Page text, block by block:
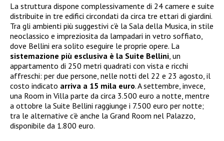
La struttura dispone complessivamente di 24 camere e suite
distribuite in tre edifici circondati da circa tre ettari di giardini.
Tra gli ambienti più suggestivi c’è la Sala della Musica, in stile
neoclassico e impreziosita da lampadari in vetro soffiato,
dove Bellini era solito eseguire le proprie opere. La
sistemazione più esclusiva è la Suite Bellini , un
appartamento di 250 metri quadrati con vista e ricchi
affreschi: per due persone, nelle notti del 22 e 23 agosto, il
costo indicato arriva a 15 mila euro. A settembre, invece,
una Room in Villa parte da circa 3.500 euro a notte, mentre
a ottobre la Suite Bellini raggiunge i 7.500 euro per notte;
tra le alternative c’è anche la Grand Room nel Palazzo,
disponibile da 1.800 euro.